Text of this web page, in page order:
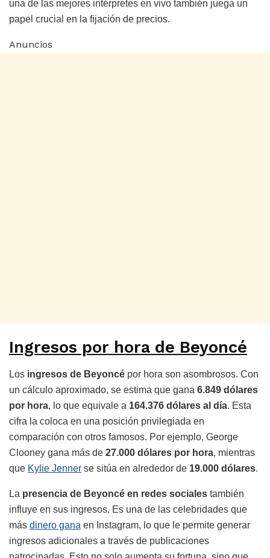
una de las mejores intérpretes en vivo también juega un
papel crucial en la fijación de precios.
Anuncios
Ingresos por hora de Beyoncé
Los ingresos de Beyoncé por hora son asombrosos. Con
un cálculo aproximado, se estima que gana 6.849 dólares
por hora, lo que equivale a 164.376 dólares al día. Esta
cifra la coloca en una posición privilegiada en
comparación con otros famosos. Por ejemplo, George
Clooney gana más de 27.000 dólares por hora, mientras
que Kylie Jenner se sitúa en alrededor de 19.000 dólares.
La presencia de Beyoncé en redes sociales también
influye en sus ingresos. Es una de las celebridades que
más dinero gana en Instagram, lo que le permite generar
ingresos adicionales a través de publicaciones